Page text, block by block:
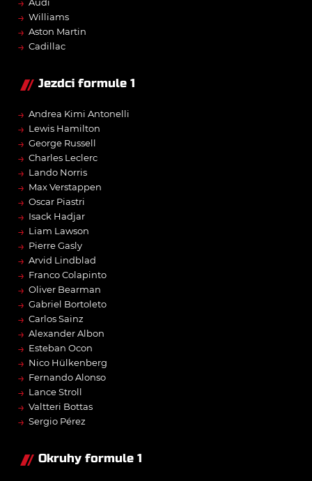
→ Williams
→ Aston Martin
→ Cadillac
Jezdci formule 1
→ Andrea Kimi Antonelli
→ Lewis Hamilton
→ George Russell
→ Charles Leclerc
→ Lando Norris
→ Max Verstappen
→ Oscar Piastri
→ Isack Hadjar
→ Liam Lawson
→ Pierre Gasly
→ Arvid Lindblad
→ Franco Colapinto
→ Oliver Bearman
→ Gabriel Bortoleto
→ Carlos Sainz
→ Alexander Albon
→ Esteban Ocon
→ Nico Hülkenberg
→ Fernando Alonso
→ Lance Stroll
→ Valtteri Bottas
→ Sergio Pérez
Okruhy formule 1